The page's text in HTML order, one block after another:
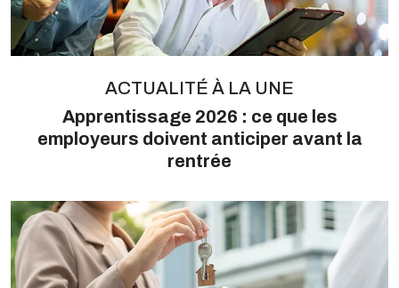
ACTUALITÉ À LA UNE
Apprentissage 2026 : ce que les
employeurs doivent anticiper avant la
rentrée